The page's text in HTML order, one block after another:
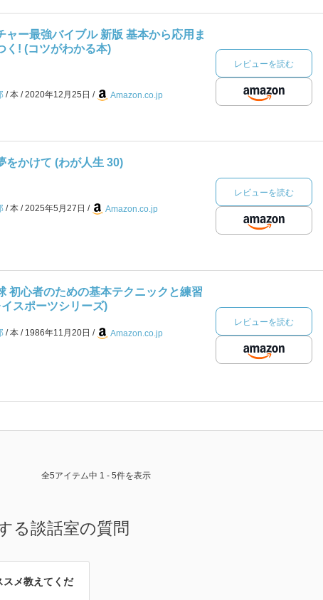
ャー最強バイブル 新版 基本から応用ま
く! (コツがわかる本)
本 2020年12月25日 Amazon.co.jp
レビューを読む
をかけて (わが人生 30)
本 2025年5月27日 Amazon.co.jp
レビューを読む
初心者のための基本テクニックと練習
スポーツシリーズ)
本 1986年11月20日 Amazon.co.jp
レビューを読む
全5アイテム中 1 - 5件を表示
る談話室の質問
スメ教えてくだ